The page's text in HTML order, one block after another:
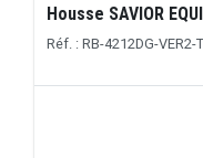
Housse SAVIOR
Réf. : RB-4212DG-VER2-